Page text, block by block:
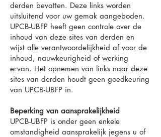
derden bevatten. Deze links worden
uitsluitend voor uw gemak aangeboden.
UPCB-UBFP heeft geen controle over de
inhoud van deze sites van derden en
wijst alle verantwoordelijkheid af voor de
inhoud, nauwkeurigheid of werking
ervan. Het opnemen van links naar deze
sites van derden houdt geen goedkeuring
van UPCB-UBFP in.
Beperking van aansprakelijkheid
UPCB-UBFP is onder geen enkele
omstandigheid aansprakelijk jegens u of